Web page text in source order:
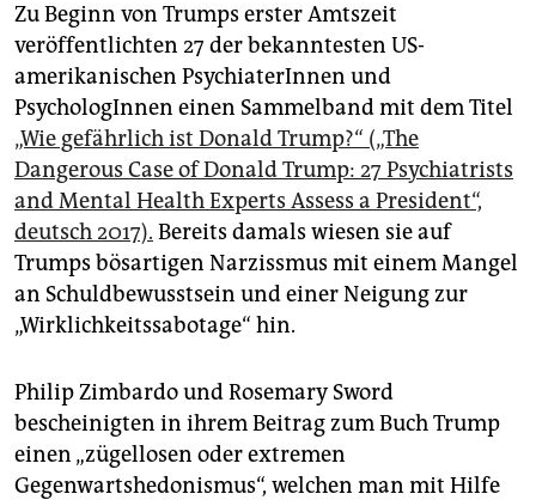
Zu Beginn von Trumps erster Amtszeit
veröffentlichten 27 der bekanntesten US-
amerikanischen PsychiaterInnen und
PsychologInnen einen Sammelband mit dem Titel
„Wie gefährlich ist Donald Trump?“ („The
Dangerous Case of Donald Trump: 27 Psychiatrists
and Mental Health Experts Assess a President“,
deutsch 2017). Bereits damals wiesen sie auf
Trumps bösartigen Narzissmus mit einem Mangel
an Schuldbewusstsein und einer Neigung zur
„Wirklichkeitssabotage“ hin.
Philip Zimbardo und Rosemary Sword
bescheinigten in ihrem Beitrag zum Buch Trump
einen „zügellosen oder extremen
Gegenwartshedonismus“, welchen man mit Hilfe